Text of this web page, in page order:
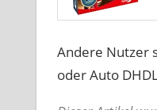
Andere Nutzer
oder Auto